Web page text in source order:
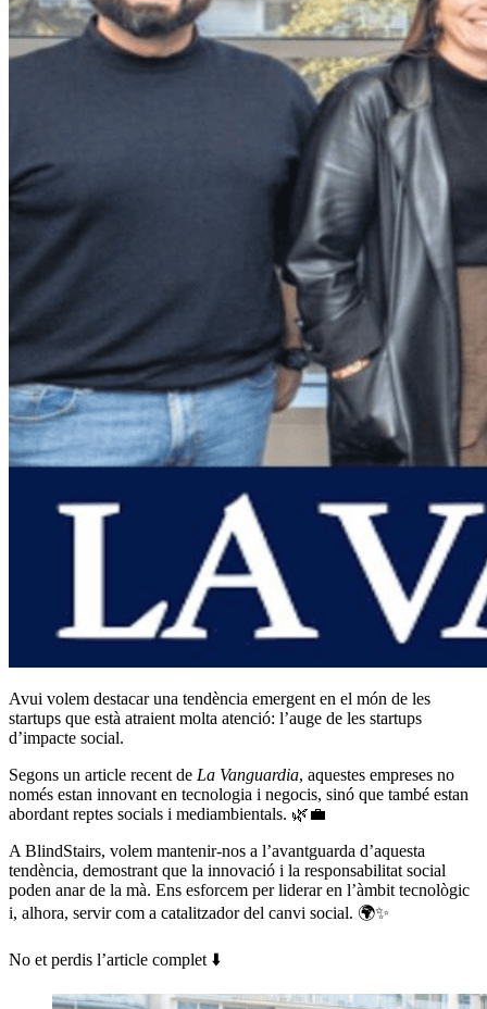
Avui volem destacar una tendència emergent en el món de les
startups que està atraient molta atenció: l’auge de les startups
d’impacte social.
Segons un article recent de La Vanguardia, aquestes empreses no
només estan innovant en tecnologia i negocis, sinó que també estan
abordant reptes socials i mediambientals. 🌿💼
A BlindStairs, volem mantenir-nos a l’avantguarda d’aquesta
tendència, demostrant que la innovació i la responsabilitat social
poden anar de la mà. Ens esforcem per liderar en l’àmbit tecnològic
i, alhora, servir com a catalitzador del canvi social. 🌍✨
No et perdis l’article complet ⬇️